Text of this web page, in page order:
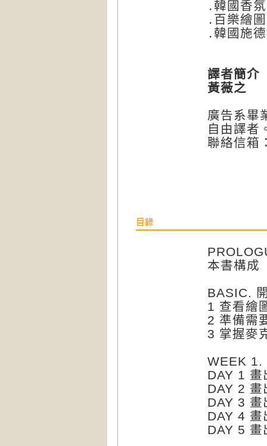
․韓國香
․百樂繪
․韓國施
譯者簡
黃薇之
廣告系畢
自由譯者
聯絡信箱
目錄
本書構成
BASIC.
1 查看繪
2 準備需
3 掌握麥
WEEK 1.
DAY 1 畫
DAY 2 畫
DAY 3 畫
DAY 4 畫
DAY 5 畫